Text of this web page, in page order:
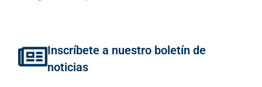
Inscríbete a nuestro boletín de
noticias